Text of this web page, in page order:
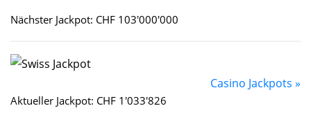
Nächster Jackpot: CHF 103'000'000
Casino Jackpots »
Aktueller Jackpot: CHF 1'033'826